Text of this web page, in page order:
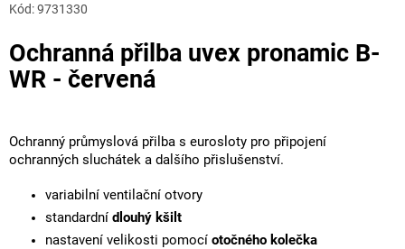
Ochranná přilba uvex pronamic B-
WR - červená
Kód:9731330
Ochranný průmyslová přilba s eurosloty pro připojení
ochranných sluchátek a dalšího přislušenství.
variabilní ventilační otvory
standardní dlouhý kšilt
nastavení velikosti pomocí otočného kolečka